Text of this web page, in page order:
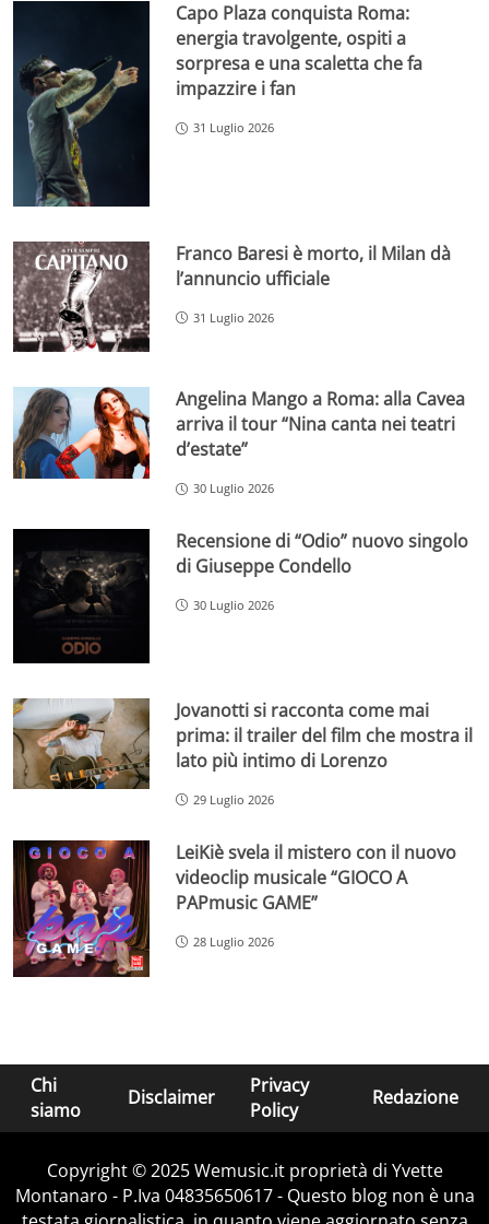
Capo Plaza conquista Roma:
energia travolgente, ospiti a
sorpresa e una scaletta che fa
impazzire i fan
31 Luglio 2026
Franco Baresi è morto, il Milan dà
l’annuncio ufficiale
31 Luglio 2026
Angelina Mango a Roma: alla Cavea
arriva il tour “Nina canta nei teatri
d’estate”
30 Luglio 2026
Recensione di “Odio” nuovo singolo
di Giuseppe Condello
30 Luglio 2026
Jovanotti si racconta come mai
prima: il trailer del film che mostra il
lato più intimo di Lorenzo
29 Luglio 2026
LeiKiè svela il mistero con il nuovo
videoclip musicale “GIOCO A
PAPmusic GAME”
28 Luglio 2026
Chi
siamo
Disclaimer
Privacy
Policy
Redazione
Copyright © 2025 Wemusic.it proprietà di Yvette
Montanaro - P.Iva 04835650617 - Questo blog non è una